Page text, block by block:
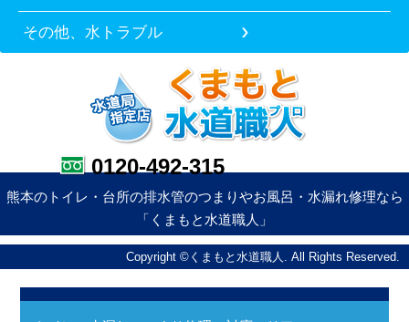
その他、水トラブル
0120-492-315
熊本のトイレ・台所の排水管のつまりやお風呂・水漏れ修理なら
「くまもと水道職人」
Copyright ©くまもと水道職人. All Rights Reserved.